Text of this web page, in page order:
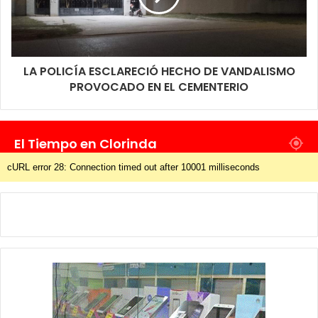
LA POLICÍA ESCLARECIÓ HECHO DE VANDALISMO
PROVOCADO EN EL CEMENTERIO
El Tiempo en Clorinda
cURL error 28: Connection timed out after 10001 milliseconds